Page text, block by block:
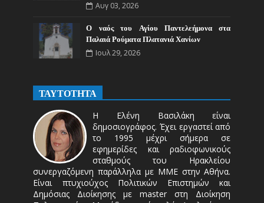
Αυγ 03, 2026
Ο ναός του Αγίου Παντελεήμονα στα
Παλαιά Ρούματα Πλατανιά Χανίων
Ιουλ 29, 2026
ΤΑΥΤΟΤΗΤΑ
Η Ελένη Βασιλάκη είναι
δημοσιογράφος. Έχει εργαστεί από
το 1995 μέχρι σήμερα σε
εφημερίδες και ραδιοφωνικούς
σταθμούς του Ηρακλείου
συνεργαζόμενη παράλληλα με ΜΜΕ στην Αθήνα.
Είναι πτυχιούχος Πολιτικών Επιστημών και
Δημόσιας Διοίκησης με master στη Διοίκηση